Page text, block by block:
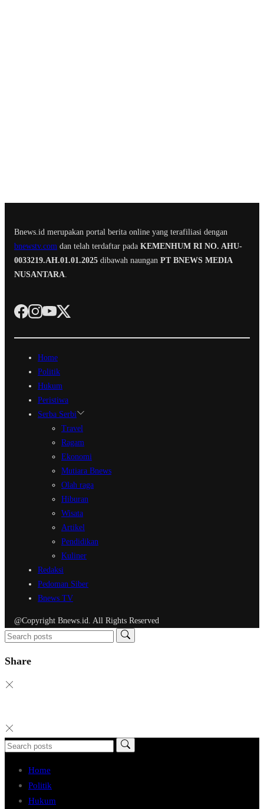
Bnews.id merupakan portal berita online yang terafiliasi dengan
bnewstv.com dan telah terdaftar pada KEMENHUM RI NO. AHU-
0033219.AH.01.01.2025 dibawah naungan PT BNEWS MEDIA
NUSANTARA
Home
Politik
Hukum
Peristiwa
Serba Serbi
Travel
Ragam
Ekonomi
Mutiara Bnews
Olah raga
Hiburan
Wisata
Artikel
Pendidikan
Kuliner
Redaksi
Pedoman Siber
Bnews TV
@Copyright Bnews.id. All Rights Reserved
Share
Home
Politik
Hukum